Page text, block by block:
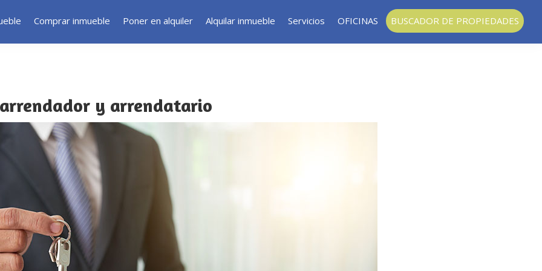
Comprar inmueble Poner en alquiler Alquilar inmueble Servicios OFICINAS BUSCADOR DE PROPIEDADES
y arrendatario